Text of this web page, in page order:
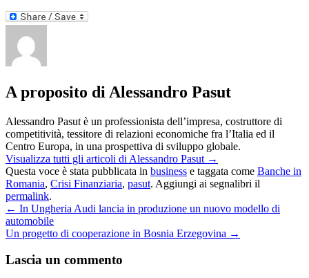
A proposito di Alessandro Pasut
Alessandro Pasut è un professionista dell’impresa, costruttore di
competitività, tessitore di relazioni economiche fra l’Italia ed il
Centro Europa, in una prospettiva di sviluppo globale.
Visualizza tutti gli articoli di Alessandro Pasut →
Questa voce è stata pubblicata in business e taggata come Banche in
Romania, Crisi Finanziaria, pasut. Aggiungi ai segnalibri il
permalink.
← In Ungheria Audi lancia in produzione un nuovo modello di
automobile
Un progetto di cooperazione in Bosnia Erzegovina →
Lascia un commento